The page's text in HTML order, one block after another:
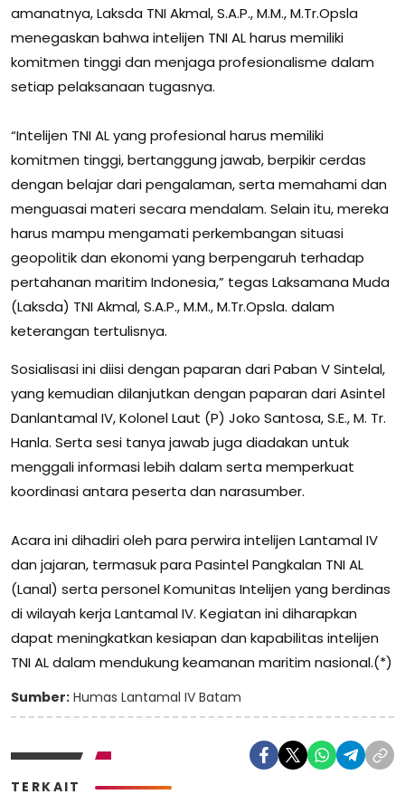
amanatnya, Laksda TNI Akmal, S.A.P., M.M., M.Tr.Opsla
menegaskan bahwa intelijen TNI AL harus memiliki
komitmen tinggi dan menjaga profesionalisme dalam
setiap pelaksanaan tugasnya.
“Intelijen TNI AL yang profesional harus memiliki
komitmen tinggi, bertanggung jawab, berpikir cerdas
dengan belajar dari pengalaman, serta memahami dan
menguasai materi secara mendalam. Selain itu, mereka
harus mampu mengamati perkembangan situasi
geopolitik dan ekonomi yang berpengaruh terhadap
pertahanan maritim Indonesia,” tegas Laksamana Muda
(Laksda) TNI Akmal, S.A.P., M.M., M.Tr.Opsla. dalam
keterangan tertulisnya.
Sosialisasi ini diisi dengan paparan dari Paban V Sintelal,
yang kemudian dilanjutkan dengan paparan dari Asintel
Danlantamal IV, Kolonel Laut (P) Joko Santosa, S.E., M. Tr.
Hanla. Serta sesi tanya jawab juga diadakan untuk
menggali informasi lebih dalam serta memperkuat
koordinasi antara peserta dan narasumber.
Acara ini dihadiri oleh para perwira intelijen Lantamal IV
dan jajaran, termasuk para Pasintel Pangkalan TNI AL
(Lanal) serta personel Komunitas Intelijen yang berdinas
di wilayah kerja Lantamal IV. Kegiatan ini diharapkan
dapat meningkatkan kesiapan dan kapabilitas intelijen
TNI AL dalam mendukung keamanan maritim nasional.(*)
Sumber: Humas Lantamal IV Batam
TERKAIT